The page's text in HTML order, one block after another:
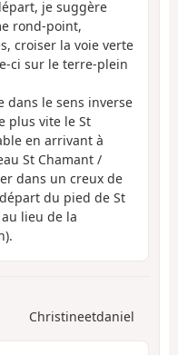
je suggère
rond-point,
croiser la voie verte
ci sur le terre-plein
dans le sens inverse
plus vite le St
en arrivant à
St Chamant /
dans un creux de
du pied de St
lieu de la
Christineetdaniel